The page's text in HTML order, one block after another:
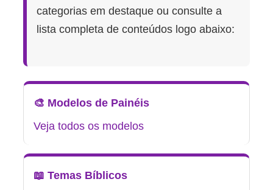
categorias em destaque ou consulte a
lista completa de conteúdos logo abaixo:
🎨 Modelos de Painéis
Veja todos os modelos
📖 Temas Bíblicos